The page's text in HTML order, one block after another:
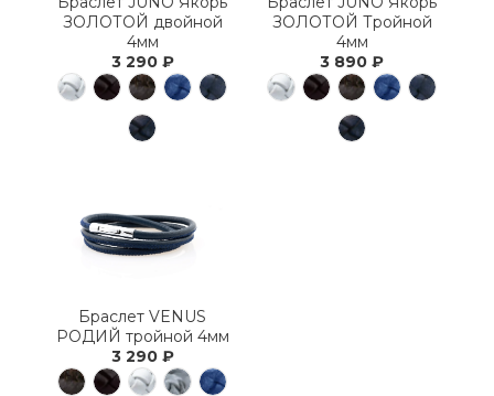
ЗОЛОТОЙ двойной
4мм
3 290 ₽
ЗОЛОТОЙ Тройной
4мм
3 890 ₽
Браслет VENUS
РОДИЙ тройной 4мм
3 290 ₽